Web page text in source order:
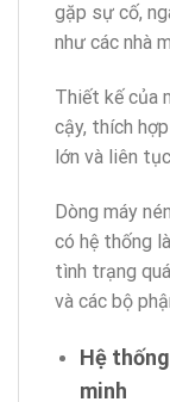
gặp sự cố,
như các nhà
Thiết kế của
cậy, thích
lớn và liên
Dòng máy
có hệ thống
tình trạng
và các bộ
Hệ
minh